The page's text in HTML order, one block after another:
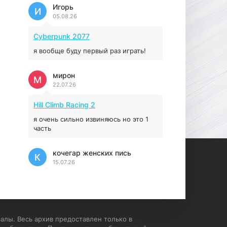
Prey
16.95 ГБ
Игорь
05.08.26
И
Cyberpunk 2077
я вообще буду первый раз играть!
мирон
22.07.26
М
Hill Climb Racing 2
я очень сильно извиняюсь но это 1
часть
кочегар женских пись
15.07.26
К
напишите блять на пк с
Весь архив предоставлен только в